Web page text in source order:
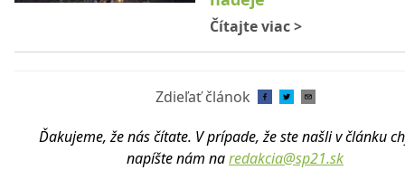
Čítajte viac>
Zdieľať článok
Ďakujeme, že nás čítate. V prípade, že ste našli v článku
napíšte nám naredakcia@sp21.sk